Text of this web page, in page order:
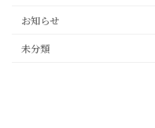
お知らせ
未分類